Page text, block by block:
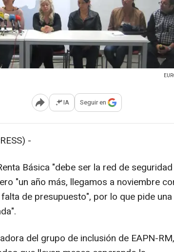
Abrir opciones para compartir
IA Seguir en
-
Básica "debe ser la red de
"un año más, llegamos a noviembre
de presupuesto", por lo que pide una
del grupo de inclusión de EAPN-